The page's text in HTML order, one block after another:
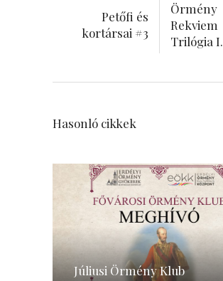
Petőfi és
kortársai #3
Örmény
Rekviem
Trilógia I.
Hasonló cikkek
Júliusi Örmény Klub